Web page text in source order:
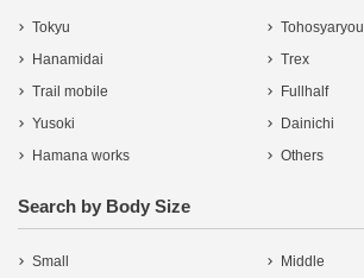
Tokyu
Tohosyaryou
Hanamidai
Trex
Trail mobile
Fullhalf
Yusoki
Dainichi
Hamana works
Others
Search by Body Size
Small
Middle